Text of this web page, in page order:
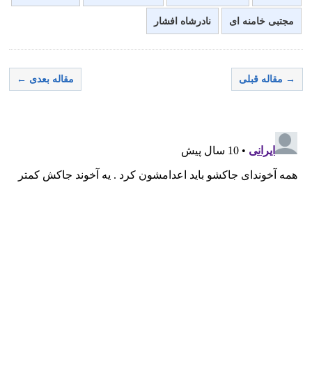
مجتبی خامنه ای نادرشاه افشار
→ مقاله قبلی مقاله بعدی ←